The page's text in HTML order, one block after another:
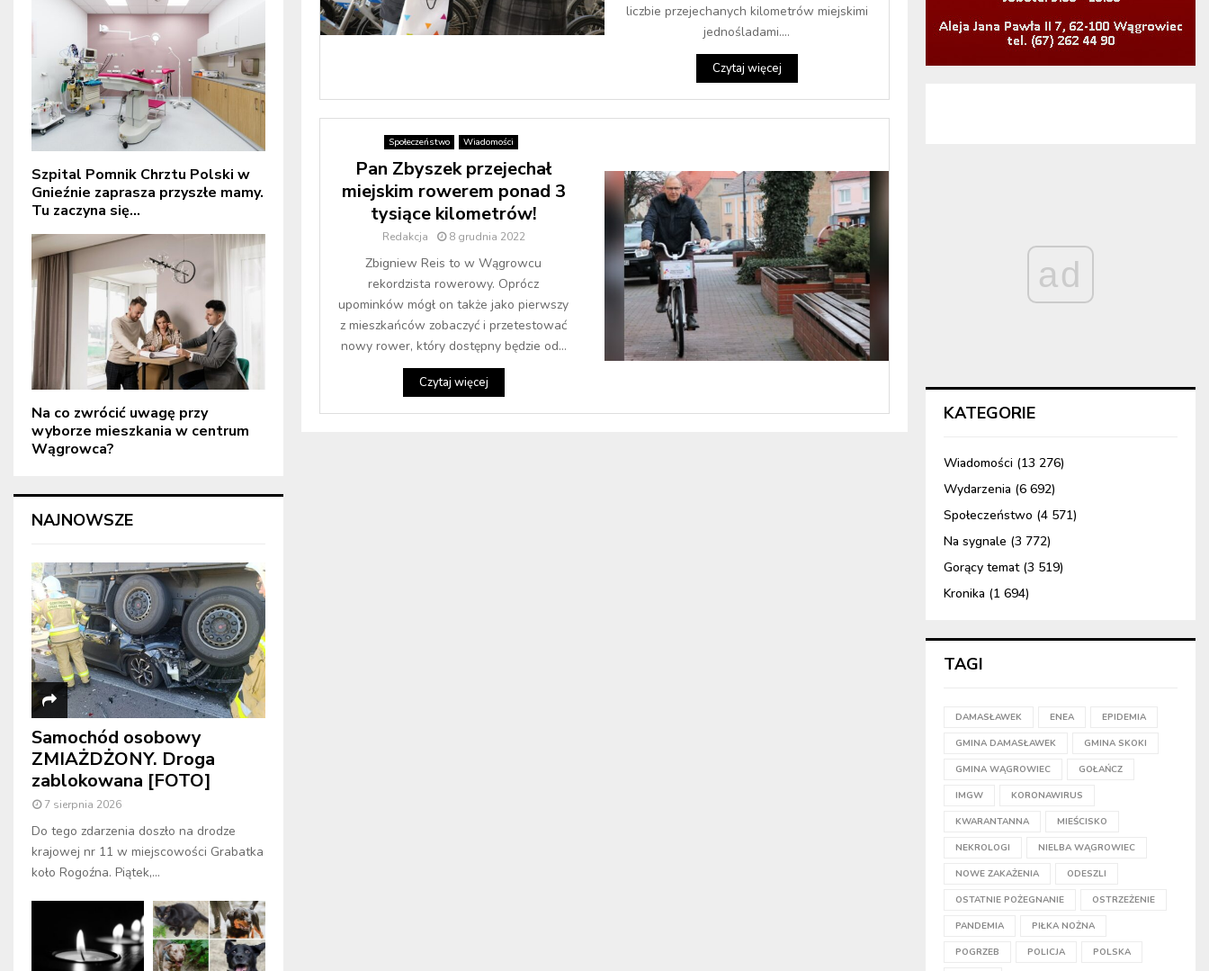
liczbie przejechanych kilometrów miejskimi
jednośladami....
Czytaj więcej
Społeczeństwo Wiadomości
Pan Zbyszek przejechał
miejskim rowerem ponad 3
tysiące kilometrów!
Redakcja 8 grudnia 2022
Zbigniew Reis to w Wągrowcu
rekordzista rowerowy. Oprócz
upominków mógł on także jako pierwszy
z mieszkańców zobaczyć i przetestować
nowy rower, który dostępny będzie od...
Czytaj więcej
Szpital Pomnik Chrztu Polski w
Gnieźnie zaprasza przyszłe mamy.
Tu zaczyna się...
Na co zwrócić uwagę przy
wyborze mieszkania w centrum
Wągrowca?
NAJNOWSZE
Samochód osobowy
ZMIAŻDŻONY. Droga
zablokowana [FOTO]
7 sierpnia 2026
Do tego zdarzenia doszło na drodze
krajowej nr 11 w miejscowości Grabatka
koło Rogoźna. Piątek,...
ad
KATEGORIE
Wiadomości (13 276)
Wydarzenia (6 692)
Społeczeństwo (4 571)
Na sygnale (3 772)
Gorący temat(3 519)
Kronika (1 694)
TAGI
DAMASŁAWEK ENEA EPIDEMIA
GMINA DAMASŁAWEK GMINA SKOKI
GMINA WĄGROWIEC GOŁAŃCZ
IMGW KORONAWIRUS
KWARANTANNA MIEŚCISKO
NEKROLOGI NIELBA WĄGROWIEC
NOWE ZAKAŻENIA ODESZLI
OSTATNIE POŻEGNANIE OSTRZEŻENIE
PANDEMIA PIŁKA NOŻNA
POGRZEB POLICJA POLSKA